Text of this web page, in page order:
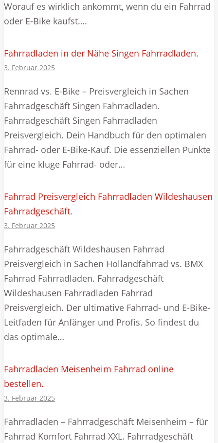
Worauf es wirklich ankommt, wenn du ein Fahrrad
oder E-Bike kaufst….
Fahrradladen in der Nähe Singen Fahrradladen.
3. Februar 2025
Rennrad vs. E-Bike – Preisvergleich in Sachen
Fahrradgeschäft Singen Fahrradladen.
Fahrradgeschäft Singen Fahrradladen
Preisvergleich. Dein Handbuch für den optimalen
Fahrrad- oder E-Bike-Kauf. Die essenziellen Punkte
für eine kluge Fahrrad- oder…
Fahrrad Preisvergleich Fahrradladen Wildeshausen
Fahrradgeschäft.
3. Februar 2025
Fahrradgeschäft Wildeshausen Fahrrad
Preisvergleich in Sachen Hollandfahrrad vs. BMX
Fahrrad Fahrradladen. Fahrradgeschäft
Wildeshausen Fahrradladen Fahrrad
Preisvergleich. Der ultimative Fahrrad- und E-Bike-
Leitfaden für Anfänger und Profis. So findest du
das optimale…
Fahrradladen Meisenheim Fahrrad online
bestellen.
3. Februar 2025
Fahrradladen – Fahrradgeschäft Meisenheim – für
Fahrrad Komfort Fahrrad XXL. Fahrradgeschäft